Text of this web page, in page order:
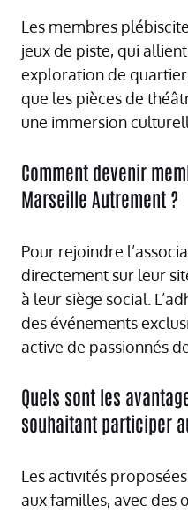
Les membres
jeux de piste, qui
exploration de
que les pièces de
une immersion
Comment devenir
Marseille Autrement ?
Pour rejoindre
directement sur leur
à leur siège social.
des événements
active de passionnés
Quels sont les
souhaitant participer
Les activités
aux familles, avec des